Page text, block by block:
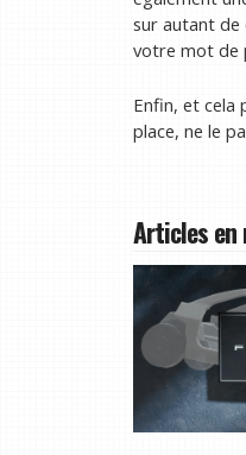
sur autant de
votre mot de
Enfin, et cela
place, ne le
Articles